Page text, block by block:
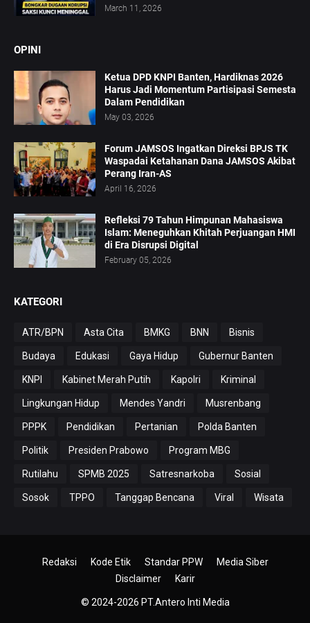
March 11, 2026
OPINI
Ketua DPD KNPI Banten, Hardiknas 2026
Harus Jadi Momentum Partisipasi Semesta
Dalam Pendidikan
May 03, 2026
Forum JAMSOS Ingatkan Direksi BPJS TK
Waspadai Ketahanan Dana JAMSOS Akibat
Perang Iran-AS
April 16, 2026
Refleksi 79 Tahun Himpunan Mahasiswa
Islam: Meneguhkan Khitah Perjuangan HMI
di Era Disrupsi Digital
February 05, 2026
KATEGORI
ATR/BPN Asta Cita BMKG BNN Bisnis
Budaya Edukasi Gaya Hidup Gubernur Banten
KNPI Kabinet Merah Putih Kapolri Kriminal
Lingkungan Hidup Mendes Yandri Musrenbang
PPPK Pendidikan Pertanian Polda Banten
Politik Presiden Prabowo Program MBG
Rutilahu SPMB 2025 Satresnarkoba Sosial
Sosok TPPO Tanggap Bencana Viral Wisata
© 2024-2026 PT.Antero Inti Media
Redaksi Kode Etik Standar PPW
Media Siber
Disclaimer
Karir